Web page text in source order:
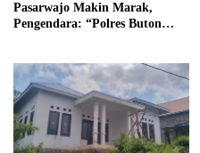
Pasarwajo Makin Marak,
Pengendara: “Polres Buton